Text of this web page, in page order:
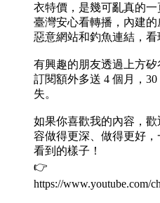
衣特價，是幾可亂真的
臺灣安心看轉播，內建
惡意網站和釣魚連結，看
有興趣的朋友透過上方矽
訂閱額外多送 4 個月，
失。
如果你喜歡我的內容，
容做得更深、做得更好
看到的樣子！
👉
https://www.youtube.com/